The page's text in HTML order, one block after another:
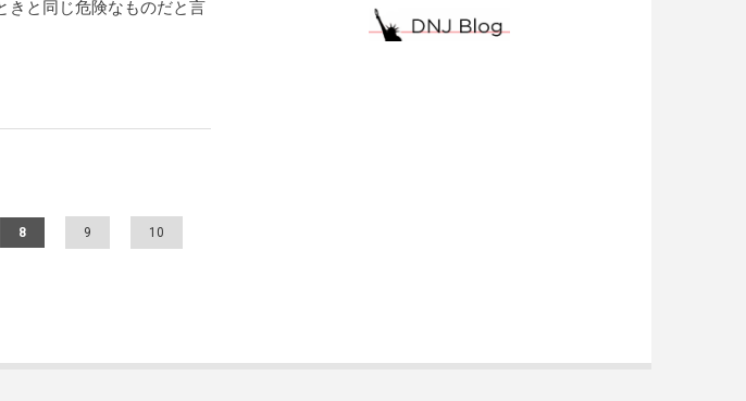
きと同じ危険なものだと言
8 9 10